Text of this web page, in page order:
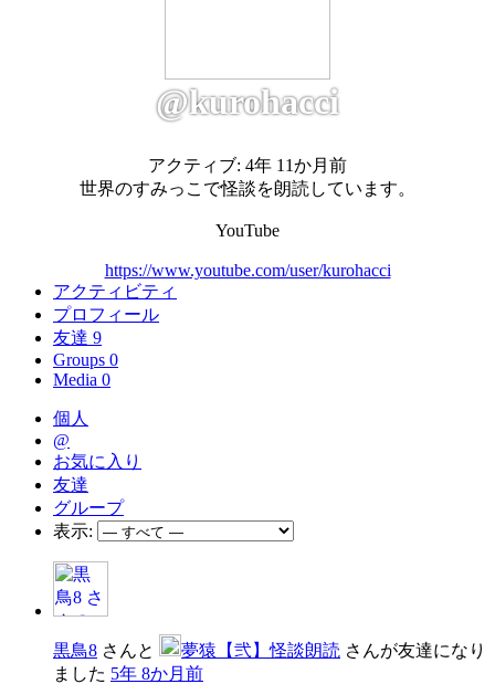
@kurohacci
アクティブ: 4年 11か月前
世界のすみっこで怪談を朗読しています。
YouTube
https://www.youtube.com/user/kurohacci
アクティビティ
プロフィール
友達 9
Groups 0
Media 0
個人
@
お気に入り
友達
グループ
表示:
黒鳥8 さんと 夢猿【弐】怪談朗読 さんが友達になり
ました 5年 8か月前